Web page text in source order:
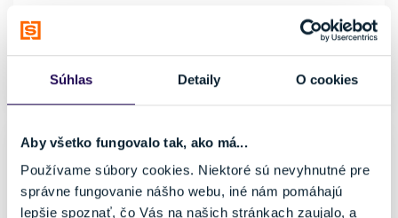
Súhlas Detaily O cookies
Aby všetko fungovalo tak, ako má...
Používame súbory cookies. Niektoré sú nevyhnutné pre
správne fungovanie nášho webu, iné nám pomáhajú
lepšie spoznať, čo Vás na našich stránkach zaujalo, a
Veľkosť
Skladom - Ihneď k odberu